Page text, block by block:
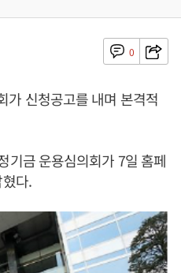
0
가 신청공고를 내며 본격적
기금 운용심의회가 7일 홈페
다.